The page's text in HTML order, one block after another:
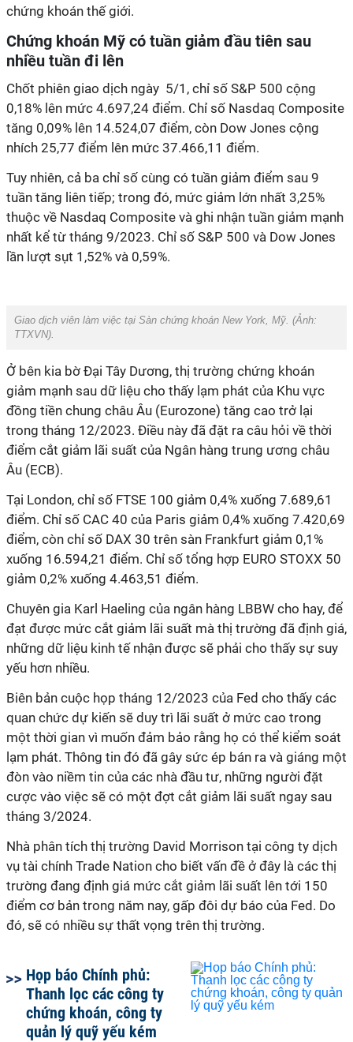
chứng khoán thế giới.
Chứng khoán Mỹ có tuần giảm đầu tiên sau
nhiều tuần đi lên
Chốt phiên giao dịch ngày 5/1, chỉ số S&P 500 cộng
0,18% lên mức 4.697,24 điểm. Chỉ số Nasdaq Composite
tăng 0,09% lên 14.524,07 điểm, còn Dow Jones cộng
nhích 25,77 điểm lên mức 37.466,11 điểm.
Tuy nhiên, cả ba chỉ số cùng có tuần giảm điểm sau 9
tuần tăng liên tiếp; trong đó, mức giảm lớn nhất 3,25%
thuộc về Nasdaq Composite và ghi nhận tuần giảm mạnh
nhất kể từ tháng 9/2023. Chỉ số S&P 500 và Dow Jones
lần lượt sụt 1,52% và 0,59%.
Giao dịch viên làm việc tại Sàn chứng khoán New York, Mỹ. (Ảnh:
TTXVN).
Ở bên kia bờ Đại Tây Dương, thị trường chứng khoán
giảm mạnh sau dữ liệu cho thấy lạm phát của Khu vực
đồng tiền chung châu Âu (Eurozone) tăng cao trở lại
trong tháng 12/2023. Điều này đã đặt ra câu hỏi về thời
điểm cắt giảm lãi suất của Ngân hàng trung ương châu
Âu (ECB).
Tại London, chỉ số FTSE 100 giảm 0,4% xuống 7.689,61
điểm. Chỉ số CAC 40 của Paris giảm 0,4% xuống 7.420,69
điểm, còn chỉ số DAX 30 trên sàn Frankfurt giảm 0,1%
xuống 16.594,21 điểm. Chỉ số tổng hợp EURO STOXX 50
giảm 0,2% xuống 4.463,51 điểm.
Chuyên gia Karl Haeling của ngân hàng LBBW cho hay, để
đạt được mức cắt giảm lãi suất mà thị trường đã định giá,
những dữ liệu kinh tế nhận được sẽ phải cho thấy sự suy
yếu hơn nhiều.
Biên bản cuộc họp tháng 12/2023 của Fed cho thấy các
quan chức dự kiến sẽ duy trì lãi suất ở mức cao trong
một thời gian vì muốn đảm bảo rằng họ có thể kiểm soát
lạm phát. Thông tin đó đã gây sức ép bán ra và giáng một
đòn vào niềm tin của các nhà đầu tư, những người đặt
cược vào việc sẽ có một đợt cắt giảm lãi suất ngay sau
tháng 3/2024.
Nhà phân tích thị trường David Morrison tại công ty dịch
vụ tài chính Trade Nation cho biết vấn đề ở đây là các thị
trường đang định giá mức cắt giảm lãi suất lên tới 150
điểm cơ bản trong năm nay, gấp đôi dự báo của Fed. Do
đó, sẽ có nhiều sự thất vọng trên thị trường.
Họp báo Chính phủ:
Thanh lọc các công ty
chứng khoán, công ty
quản lý quỹ yếu kém